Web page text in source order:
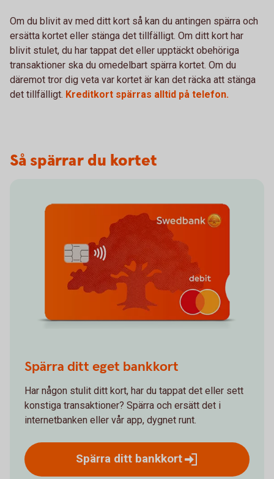
Om du blivit av med ditt kort så kan du antingen spärra och
ersätta kortet eller stänga det tillfälligt. Om ditt kort har
blivit stulet, du har tappat det eller upptäckt obehöriga
transaktioner ska du omedelbart spärra kortet. Om du
däremot tror dig veta var kortet är kan det räcka att stänga
det tillfälligt. Kreditkort spärras alltid på telefon.
Så spärrar du kortet
Spärra ditt eget bankkort
Har någon stulit ditt kort, har du tappat det eller sett
konstiga transaktioner? Spärra och ersätt det i
internetbanken eller vår app, dygnet runt.
Spärra ditt bankkort